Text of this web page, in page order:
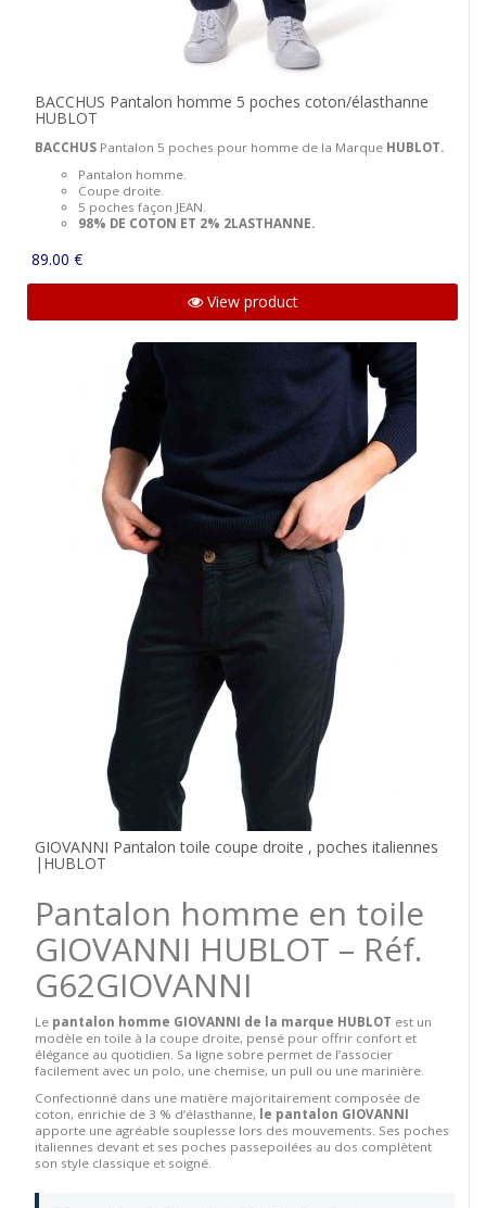
BACCHUS Pantalon homme 5 poches coton/élasthanne
HUBLOT
BACCHUS Pantalon 5 poches pour homme de la Marque HUBLOT.
Pantalon homme.
Coupe droite.
5 poches façon JEAN.
98% DE COTON ET 2% 2LASTHANNE.
89.00 €
View product
GIOVANNI Pantalon toile coupe droite , poches italiennes
|HUBLOT
Pantalon homme en toile
GIOVANNI HUBLOT – Réf.
G62GIOVANNI
Le pantalon homme GIOVANNI de la marque HUBLOT est un
modèle en toile à la coupe droite, pensé pour offrir confort et
élégance au quotidien. Sa ligne sobre permet de l’associer
facilement avec un polo, une chemise, un pull ou une marinière.
Confectionné dans une matière majoritairement composée de
coton, enrichie de 3 % d’élasthanne, le pantalon GIOVANNI
apporte une agréable souplesse lors des mouvements. Ses poches
italiennes devant et ses poches passepoilées au dos complètent
son style classique et soigné.